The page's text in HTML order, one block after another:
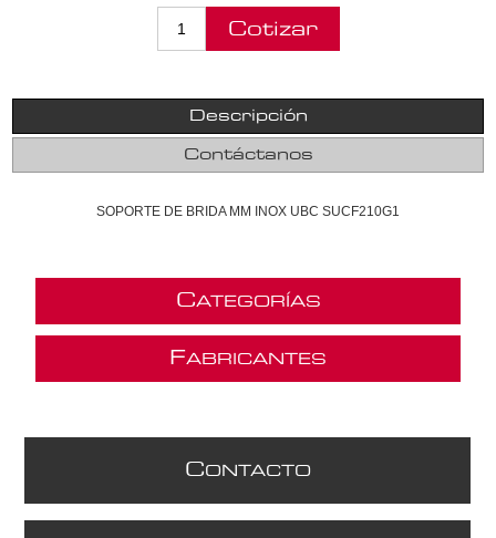
Descripción
Contáctanos
SOPORTE DE BRIDA MM INOX UBC SUCF210G1
CATEGORÍAS
FABRICANTES
CONTACTO